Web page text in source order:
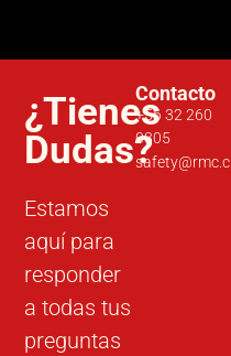
¿Tienes
Dudas?
Estamos
aquí para
responder
a todas tus
preguntas
Contacto
+56 32 260
0305
safety@rmc.cl